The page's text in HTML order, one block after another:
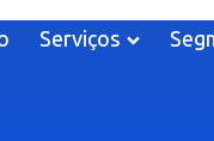
Serviços